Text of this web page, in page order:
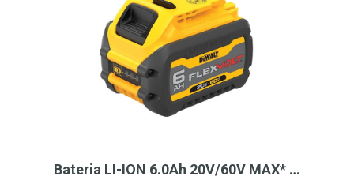
Bateria LI-ION 6.0Ah 20V/60V MAX* …